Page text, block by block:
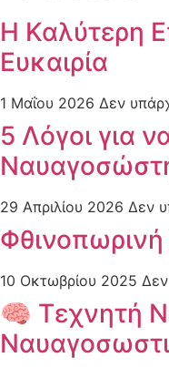
Η Καλύτερη
Ευκαιρία
1 Μαΐου 2026 Δεν
5 Λόγοι για
29 Απριλίου 2026 Δεν
10 Οκτωβρίου 2025
🧠 Τεχνητή